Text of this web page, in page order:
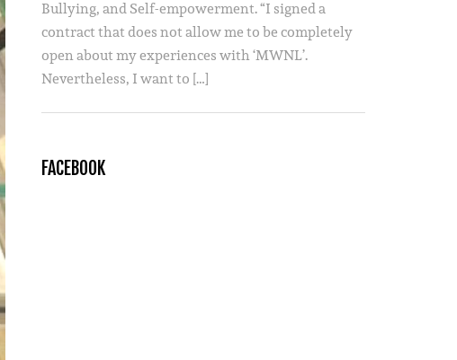
Bullying, and Self-empowerment. “I signed a
contract that does not allow me to be completely
open about my experiences with ‘MWNL’.
Nevertheless, I want to […]
FACEBOOK